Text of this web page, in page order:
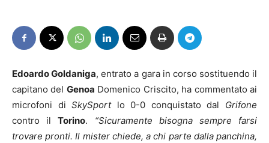
Edoardo Goldaniga, entrato a gara in corso sostituendo il
capitano del Genoa Domenico Criscito, ha commentato ai
microfoni diSkySportlo 0-0 conquistato dal Grifone
contro ilTorino. “Sicuramente bisogna sempre farsi
trovare pronti. Il mister chiede, a chi parte dalla panchina,